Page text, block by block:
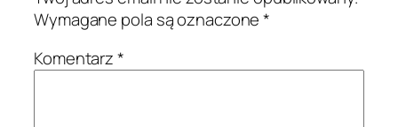
Wymagane pola są oznaczone*
Komentarz*